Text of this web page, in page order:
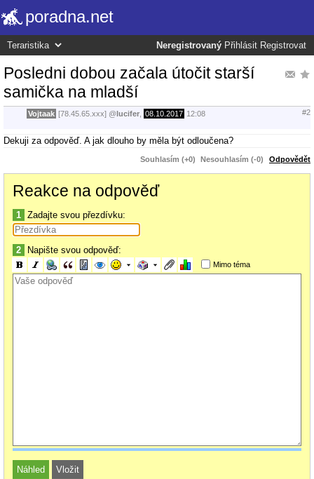
poradna.net
Neregistrovaný Přihlásit Registrovat
Posledni dobou začala útočit starší
samička na mladší
Vojtaak [78.45.65.xxx] @lucifer 08.10.2017 12:08 #2
Dekuji za odpověď. A jak dlouho by měla být odloučena?
Souhlasím (+0) Nesouhlasím (-0) Odpovědět
Reakce na odpověď
1 Zadajte svou přezdívku:
2 Napište svou odpověď:
Mimo téma